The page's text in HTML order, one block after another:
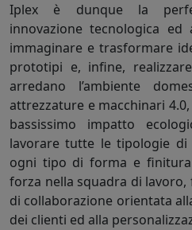
Iplex è dunque la
innovazione tecnologica
immaginare e trasformare
prototipi e, infine,
arredano l’ambiente
attrezzature e macchinari
bassissimo impatto
lavorare tutte le tipologie
ogni tipo di forma e
forza nella squadra di
di collaborazione orientata
dei clienti ed alla